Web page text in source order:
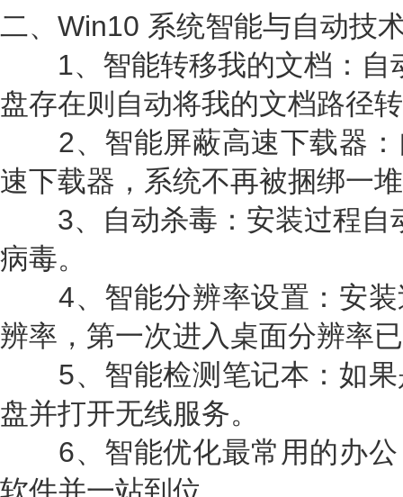
二、Win10 系统智能与自动技
1、智能转移我的文档：自
盘存在则自动将我的文档路径
2、智能屏蔽高速下载器：
速下载器，系统不再被捆绑一
3、自动杀毒：安装过程自
病毒。
4、智能分辨率设置：安装
辨率，第一次进入桌面分辨率
5、智能检测笔记本：如果
盘并打开无线服务。
6、智能优化最常用的办公